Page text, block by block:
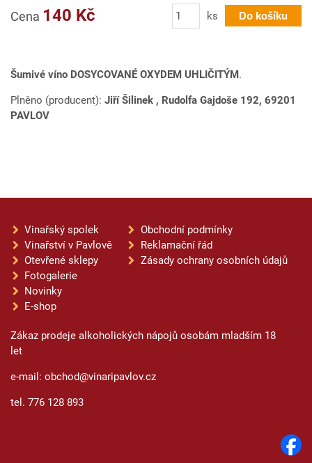
Cena 140 Kč Počet ks Do košíku
Šumivé víno DOSYCOVANÉ OXYDEM UHLIČITÝM.
Plněno (producent): Jiří Šilinek , Rudolfa Gajdoše 192, 69201
PAVLOV
Vinařský spolek
Vinařství v Pavlově
Otevřené sklepy
Fotogalerie
Novinky
E-shop
Obchodní podmínky
Reklamační řád
Zásady ochrany osobních údajů
Zákaz prodeje alkoholických nápojů osobám mladším 18
let
e-mail: obchod@vinaripavlov.cz
tel. 776 128 893